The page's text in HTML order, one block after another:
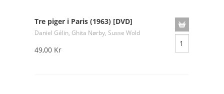
Tre piger i Paris (1963) [DVD]
Daniel Gélin, Ghita Nørby, Susse Wold
49,00 Kr